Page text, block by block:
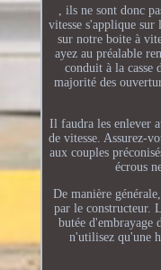
, ils ne sont donc
vitesse s'applique
sur notre boite à
ayez au préalable
conduit à la casse
majorité des
Il faudra les enlever
de vitesse. Assurez-
aux couples
écrous
De manière
par le constructeur.
butée d'embrayage
n'utilisez qu'une